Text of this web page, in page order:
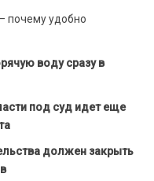
почему удобно
воду сразу в
под суд идет еще
должен закрыть